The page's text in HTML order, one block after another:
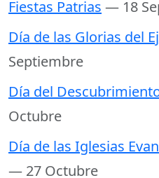
Fiestas Patrias — 18
Día de las Glorias del
Septiembre
Día del
Octubre
Día de las Iglesias
— 27 Octubre